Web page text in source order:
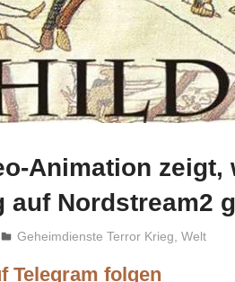
Animation zeigt,
auf Nordstream2
Niki Vogt
Geheimdienste Terror Krieg Welt
Telegram folgen